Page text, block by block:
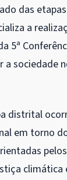
das etapas
a
5ª
a sociedade
distrital
em torno
pelos
climática